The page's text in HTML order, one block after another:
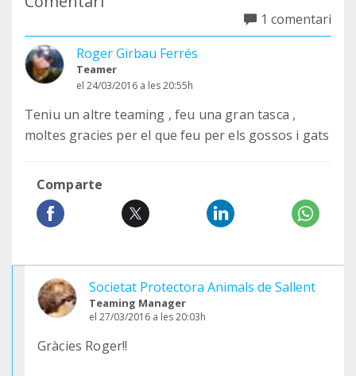
1 comentari
Roger Girbau Ferrés
Teamer
el 24/03/2016 a les 20:55h
Teniu un altre teaming , feu una gran tasca ,
moltes gracies per el que feu per els gossos i gats
Comparte
Societat Protectora Animals de Sallent
Teaming Manager
el 27/03/2016 a les 20:03h
Gràcies Roger!!